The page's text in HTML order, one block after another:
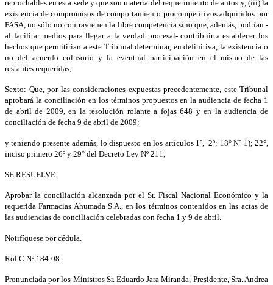
reprochables en esta sede y que son materia del requerimiento de autos y, (iii) la
existencia de compromisos de comportamiento procompetitivos adquiridos por
FASA, no sólo no contravienen la libre competencia sino que, además, podrían -
al facilitar medios para llegar a la verdad procesal- contribuir a establecer los
hechos que permitirían a este Tribunal determinar, en definitiva, la existencia o
no del acuerdo colusorio y la eventual participación en el mismo de las
restantes requeridas;
Sexto: Que, por las consideraciones expuestas precedentemente, este Tribunal
aprobará la conciliación en los términos propuestos en la audiencia de fecha 1
de abril de 2009, en la resolución rolante a fojas 648 y en la audiencia de
conciliación de fecha 9 de abril de 2009;
y teniendo presente además, lo dispuesto en los artículos 1º, 2º; 18° Nº 1); 22°,
inciso primero 26º y 29° del Decreto Ley Nº 211,
SE RESUELVE:
Aprobar la conciliación alcanzada por el Sr. Fiscal Nacional Económico y la
requerida Farmacias Ahumada S.A., en los términos contenidos en las actas de
las audiencias de conciliación celebradas con fecha 1 y 9 de abril.
Notifíquese por cédula.
Rol C Nº 184-08.
Pronunciada por los Ministros Sr. Eduardo Jara Miranda, Presidente, Sra. Andrea